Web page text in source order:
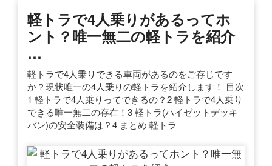
軽トラで4人乗りがあるってホ
ント？唯一無二の軽トラを紹介
…
軽トラで4人乗りできる車両があるのをご存じです
か？現状唯一の4人乗りの軽トラを紹介します！ 目次
1 軽トラで4人乗りってできるの？2 軽トラで4人乗り
できる唯一無二の存在！3 軽トラ(ハイゼットデッキ
バン)の安全装備は？4 まとめ 軽トラ